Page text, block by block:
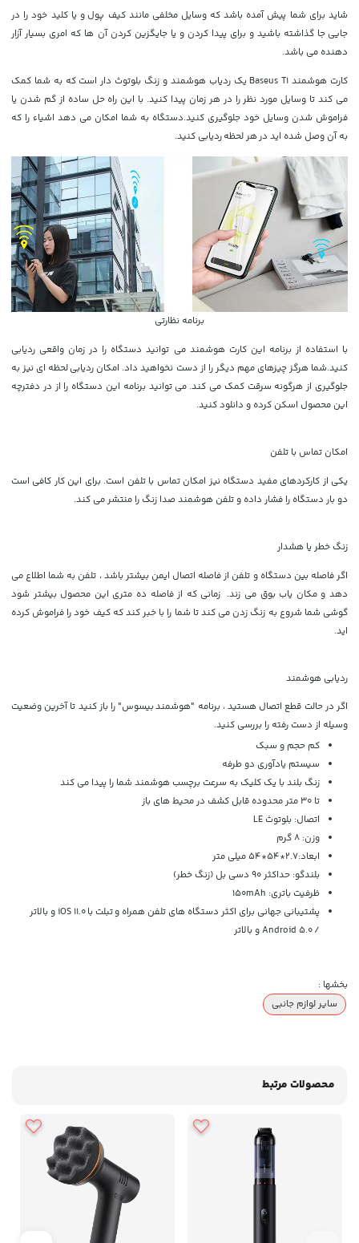
شاید برای شما پیش آمده باشد که وسایل مخلفی مانند کیف پول و یا کلید خود را در
جایی جا گذاشته باشید و برای پیدا کردن و یا جایگزین کردن آن ها که امری بسیار آزار
دهنده می باشد.
کارت هوشمند Baseus T1 یک ردیاب هوشمند و زنگ بلوتوث دار است که به شما کمک
می کند تا وسایل مورد نظر را در هر زمان پیدا کنید. با این راه حل ساده از گم شدن یا
فراموش شدن وسایل خود جلوگیری کنید.دستگاه به شما امکان می دهد اشیاء را که
به آن وصل شده اید در هر لحظه ردیابی کنید.
برنامه نظارتی
با استفاده از برنامه این کارت هوشمند می توانید دستگاه را در زمان واقعی ردیابی
کنید.شما هرگز چیزهای مهم دیگر را از دست نخواهید داد. امکان ردیابی لحظه ای نیز به
جلوگیری از هرگونه سرقت کمک می کند. می توانید برنامه این دستگاه را از در دفترچه
این محصول اسکن کرده و دانلود کنید.
امکان تماس با تلفن
یکی از کارکردهای مفید دستگاه نیز امکان تماس با تلفن است. برای این کار کافی است
دو بار دستگاه را فشار داده و تلفن هوشمند صدا زنگ را منتشر می کند.
زنگ خطر یا هشدار
اگر فاصله بین دستگاه و تلفن از فاصله اتصال ایمن بیشتر باشد ، تلفن به شما اطلاع می
دهد و مکان یاب بوق می زند. زمانی که از فاصله ده متری این محصول بیشتر شود
گوشی شما شروع به زنگ زدن می کند تا شما را با خبر کند که کیف خود را فراموش کرده
اید.
ردیابی هوشمند
اگر در حالت قطع اتصال هستید ، برنامه "هوشمند بیسوس" را باز کنید تا آخرین وضعیت
وسیله از دست رفته را بررسی کنید.
کم حجم و سبک
سیستم یادآوری دو طرفه
زنگ بلند با یک کلیک به سرعت برچسب هوشمند شما را پیدا می کند
تا 30 متر محدوده قابل کشف در محیط های باز
اتصال: بلوتوث LE
وزن: 8 گرم
ابعاد:2.7*54*54 میلی متر
بلندگو: حداکثر 90 دسی بل (زنگ خطر)
ظرفیت باتری: 150mAh
پشتیبانی جهانی برای اکثر دستگاه های تلفن همراه و تبلت با iOS 11.0 و بالاتر
/ Android 5.0 و بالاتر
بخشها :
سایر لوازم جانبی
محصولات مرتبط